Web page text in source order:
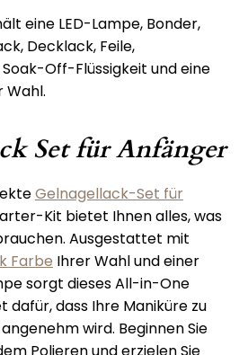
eine LED-Lampe, Bonder,
Decklack, Feile,
Off-Flüssigkeit und eine
Set für Anfänger
Gelnagellack-Set für
Kit bietet Ihnen alles, was
Ausgestattet mit
Farbe Ihrer Wahl und einer
sorgt dieses All-in-One
dass Ihre Maniküre zu
wird. Beginnen Sie